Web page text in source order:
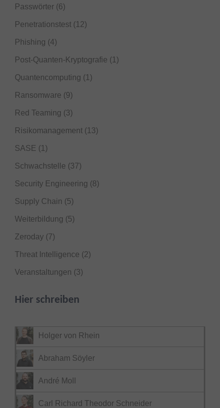
Passwörter (6)
Penetrationstest (12)
Phishing (4)
Post-Quanten-Kryptografie (1)
Quantencomputing (1)
Ransomware (9)
Red Teaming (3)
Risikomanagement (13)
SASE (1)
Schwachstelle (37)
Security Engineering (8)
Supply Chain (5)
Weiterbildung (5)
Zeroday (7)
Threat Intelligence (2)
Veranstaltungen (3)
Hier schreiben
Holger von Rhein
Abraham Söyler
André Moll
Carl Richard Theodor Schneider